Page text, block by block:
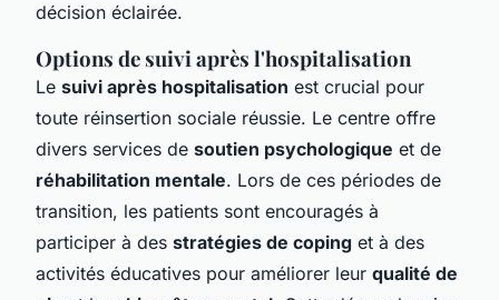
décision éclairée.
Options de suivi après l'hospitalisation
Le suivi après hospitalisation est crucial pour
toute réinsertion sociale réussie. Le centre offre
divers services de soutien psychologique et de
réhabilitation mentale. Lors de ces périodes de
transition, les patients sont encouragés à
participer à des stratégies de coping et à des
activités éducatives pour améliorer leur qualité de